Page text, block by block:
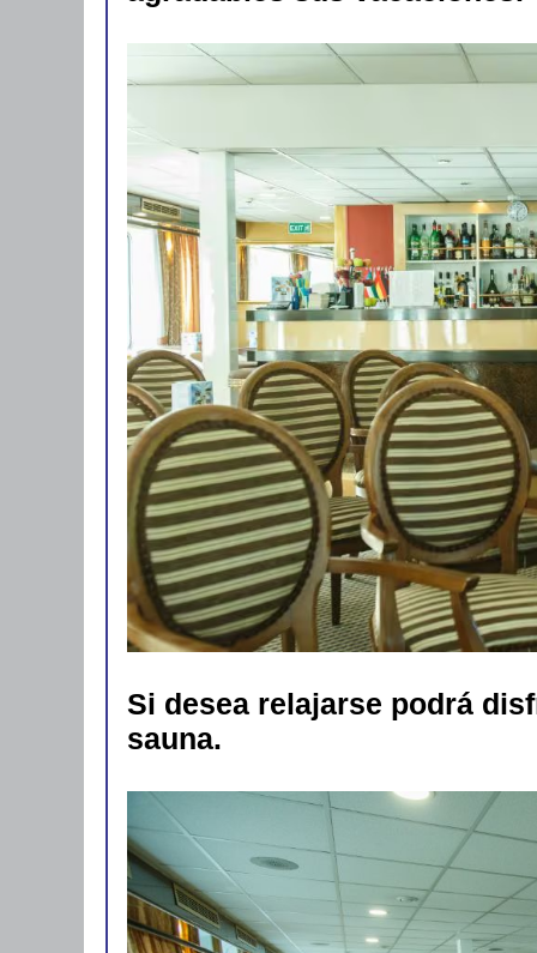
Si desea relajarse podrá
sauna.